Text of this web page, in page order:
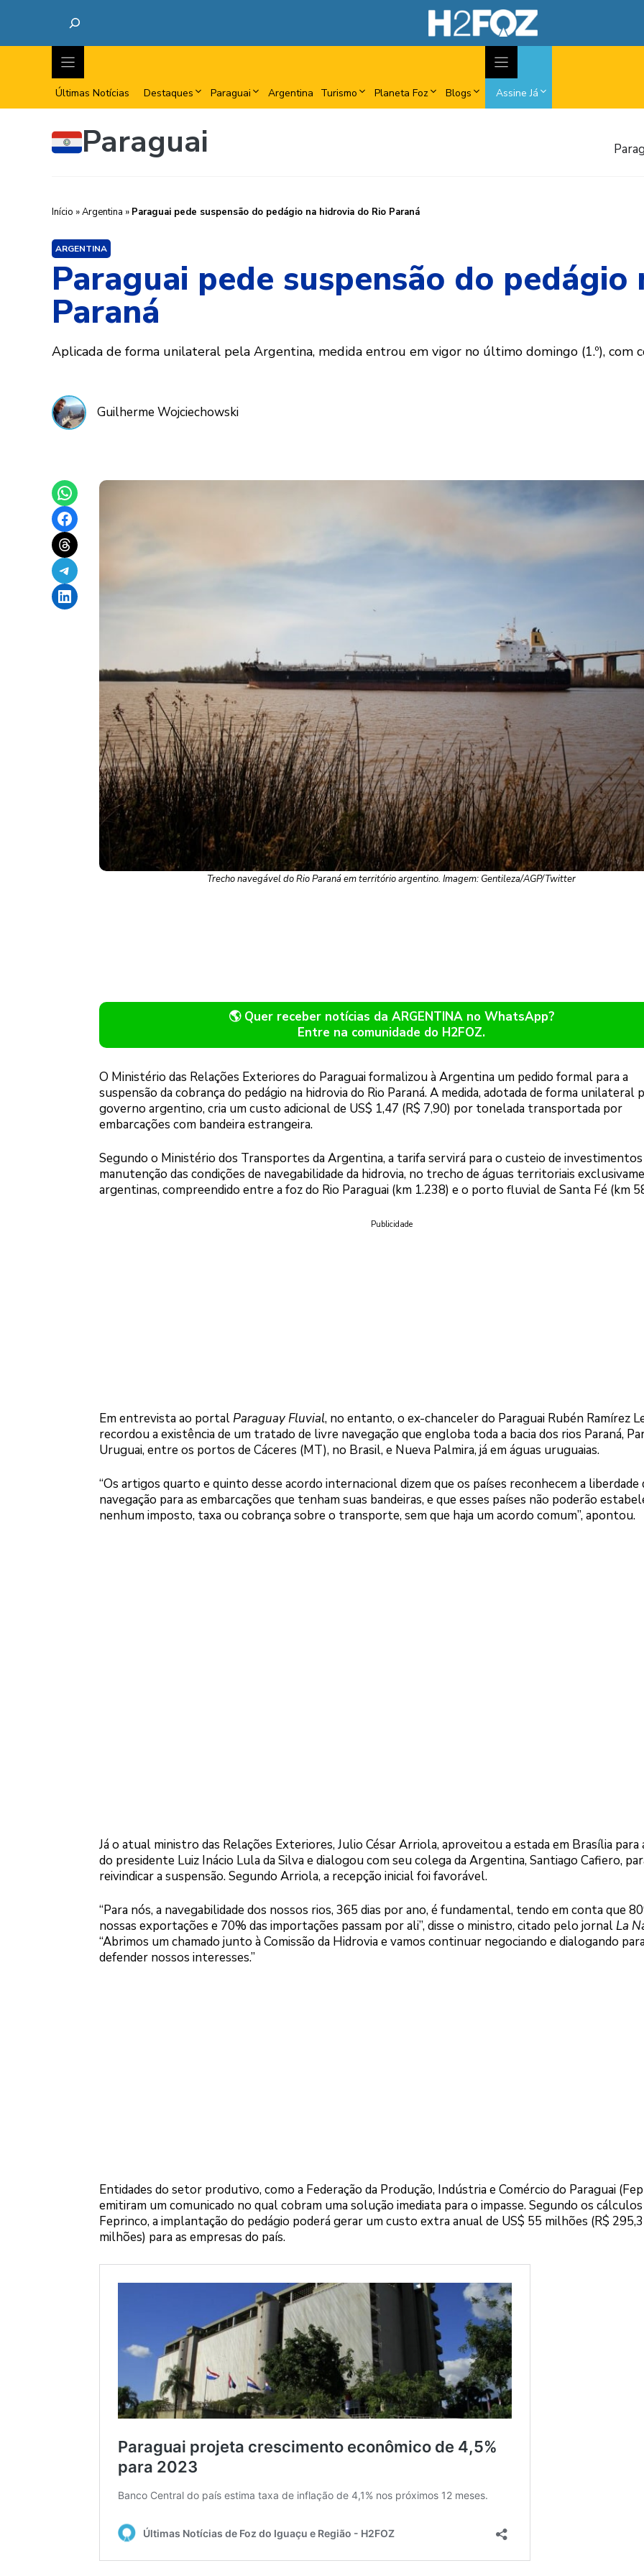
Últimas Notícias Destaques Paraguai Argentina Turismo Planeta Foz Blogs Assine Já
Paraguai
Início »Argentina » Paraguai pede suspensão do pedágio na hidrovia do Rio Paraná
ARGENTINA
Paraguai pede suspensão do
Paraná
Aplicada de forma unilateral pela Argentina, medida entrou em vigor no último domingo (1.º), com
Guilherme Wojciechowski
Share on WhatsApp
Share on Facebook
Share on Threads
Share on Telegram
Share on LinkedIn
Trecho navegável do Rio Paraná em território argentino. Imagem: Gentileza/AGP/Twitter
🌎 Quer receber notícias da ARGENTINA no WhatsApp?
Entre na comunidade do H2FOZ.
O Ministério das Relações Exteriores do Paraguai formalizou à Argentina um pedido formal para a
suspensão da cobrança do pedágio na hidrovia do Rio Paraná. A medida, adotada de forma unilateral
governo argentino, cria um custo adicional de US$ 1,47 (R$ 7,90) por tonelada transportada por
embarcações com bandeira estrangeira.
Segundo o Ministério dos Transportes da Argentina, a tarifa servirá para o custeio de investimentos
manutenção das condições de navegabilidade da hidrovia, no trecho de águas territoriais
argentinas, compreendido entre a foz do Rio Paraguai (km 1.238) e o porto fluvial de Santa Fé (km
Publicidade
Em entrevista ao portalParaguay Fluvial, no entanto, o ex-chanceler do Paraguai Rubén Ramírez
recordou a existência de um tratado de livre navegação que engloba toda a bacia dos rios Paraná,
Uruguai, entre os portos de Cáceres (MT), no Brasil, e Nueva Palmira, já em águas uruguaias.
“Os artigos quarto e quinto desse acordo internacional dizem que os países reconhecem a liberdade
navegação para as embarcações que tenham suas bandeiras, e que esses países não poderão
nenhum imposto, taxa ou cobrança sobre o transporte, sem que haja um acordo comum”, apontou.
Já o atual ministro das Relações Exteriores, Julio César Arriola, aproveitou a estada em Brasília para
do presidente Luiz Inácio Lula da Silva e dialogou com seu colega da Argentina, Santiago Cafiero,
reivindicar a suspensão. Segundo Arriola, a recepção inicial foi favorável.
“Para nós, a navegabilidade dos nossos rios, 365 dias por ano, é fundamental, tendo em conta que
nossas exportações e 70% das importações passam por ali”, disse o ministro, citado pelo jornalLa
“Abrimos um chamado junto à Comissão da Hidrovia e vamos continuar negociando e dialogando
defender nossos interesses.”
Entidades do setor produtivo, como a Federação da Produção, Indústria e Comércio do Paraguai
emitiram um comunicado no qual cobram uma solução imediata para o impasse. Segundo os cálculos
Feprinco, a implantação do pedágio poderá gerar um custo extra anual de US$ 55 milhões (R$ 295,3
milhões) para as empresas do país.